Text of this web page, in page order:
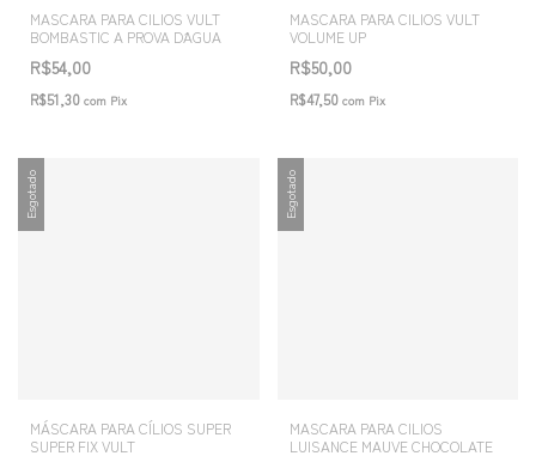
MASCARA PARA CILIOS VULT
BOMBASTIC A PROVA D´AGUA
R$54,00
R$51,30 com Pix
MASCARA PARA CILIOS VULT
VOLUME UP
R$50,00
R$47,50 com Pix
Esgotado
MÁSCARA PARA CÍLIOS SUPER
SUPER FIX VULT
Esgotado
MASCARA PARA CILIOS
LUISANCE MAUVE CHOCOLATE